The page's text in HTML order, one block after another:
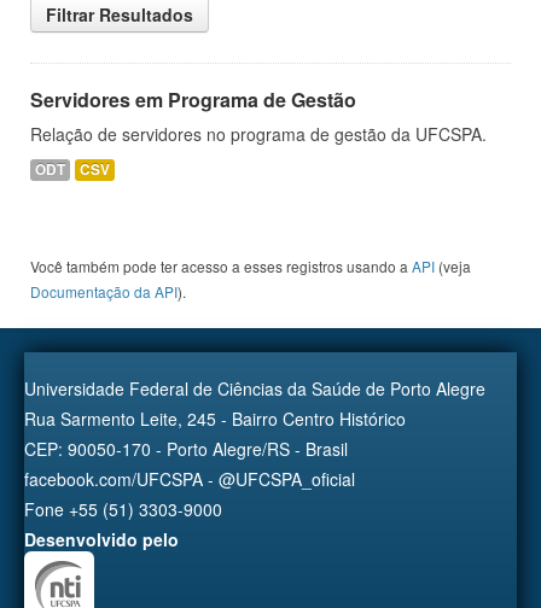
Filtrar Resultados
Servidores em Programa de Gestão
Relação de servidores no programa de gestão da UFCSPA.
ODT CSV
Você também pode ter acesso a esses registros usando a API (veja
Documentação da API).
Universidade Federal de Ciências da Saúde de Porto Alegre
Rua Sarmento Leite, 245 - Bairro Centro Histórico
CEP: 90050-170 - Porto Alegre/RS - Brasil
facebook.com/UFCSPA - @UFCSPA_oficial
Fone +55 (51) 3303-9000
Desenvolvido pelo